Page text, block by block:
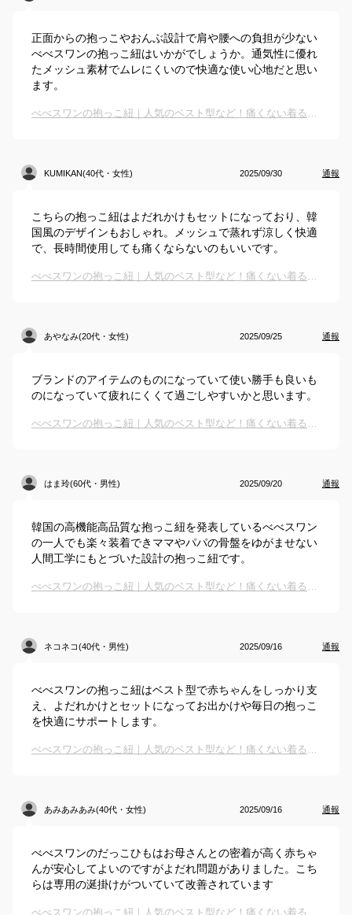
正面からの抱っこやおんぶ設計で肩や腰への負担が少ない
べべスワンの抱っこ紐はいかがでしょうか。通気性に優れ
たメッシュ素材でムレにくいので快適な使い心地だと思い
ます。
べべスワンの抱っこ紐｜人気のベスト型など！痛くない着るタイプの抱っこ紐のおすすめは？
KUMIKAN(40代・女性) 2025/09/30 通報
こちらの抱っこ紐はよだれかけもセットになっており、韓
国風のデザインもおしゃれ。メッシュで蒸れず涼しく快適
で、長時間使用しても痛くならないのもいいです。
べべスワンの抱っこ紐｜人気のベスト型など！痛くない着るタイプの抱っこ紐のおすすめは？
あやなみ(20代・女性) 2025/09/25 通報
ブランドのアイテムのものになっていて使い勝手も良いも
のになっていて疲れにくくて過ごしやすいかと思います。
べべスワンの抱っこ紐｜人気のベスト型など！痛くない着るタイプの抱っこ紐のおすすめは？
はま玲(60代・男性) 2025/09/20 通報
韓国の高機能高品質な抱っこ紐を発表しているべべスワン
の一人でも楽々装着できママやパパの骨盤をゆがませない
人間工学にもとづいた設計の抱っこ紐です。
べべスワンの抱っこ紐｜人気のベスト型など！痛くない着るタイプの抱っこ紐のおすすめは？
ネコネコ(40代・男性) 2025/09/16 通報
べべスワンの抱っこ紐はベスト型で赤ちゃんをしっかり支
え、よだれかけとセットになってお出かけや毎日の抱っこ
を快適にサポートします。
べべスワンの抱っこ紐｜人気のベスト型など！痛くない着るタイプの抱っこ紐のおすすめは？
あみあみあみ(40代・女性) 2025/09/16 通報
べべスワンのだっこひもはお母さんとの密着が高く赤ちゃ
んが安心してよいのですがよだれ問題がありました。こち
らは専用の涎掛けがついていて改善されています